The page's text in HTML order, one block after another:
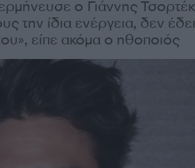
ο Γιάννης
την ίδια ενέργεια, δεν
είπε ακόμα ο ηθοποιός